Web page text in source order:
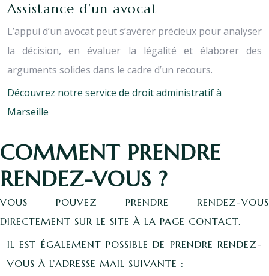
Assistance d’un avocat
L’appui d’un avocat peut s’avérer précieux pour analyser
la décision, en évaluer la légalité et élaborer des
arguments solides dans le cadre d’un recours.
Découvrez notre service de droit administratif à
Marseille
COMMENT PRENDRE
RENDEZ-VOUS ?
VOUS POUVEZ PRENDRE RENDEZ-VOUS
DIRECTEMENT SUR LE SITE À LA PAGE CONTACT.
IL EST ÉGALEMENT POSSIBLE DE PRENDRE RENDEZ-
VOUS À L’ADRESSE MAIL SUIVANTE :